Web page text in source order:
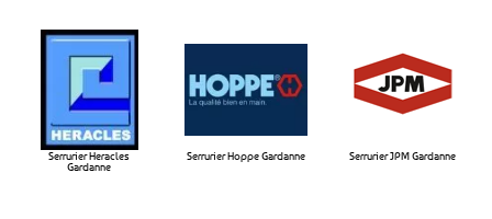
Serrurier Heracles
Gardanne​
Serrurier Hoppe Gardanne​ Serrurier JPM Gardanne​